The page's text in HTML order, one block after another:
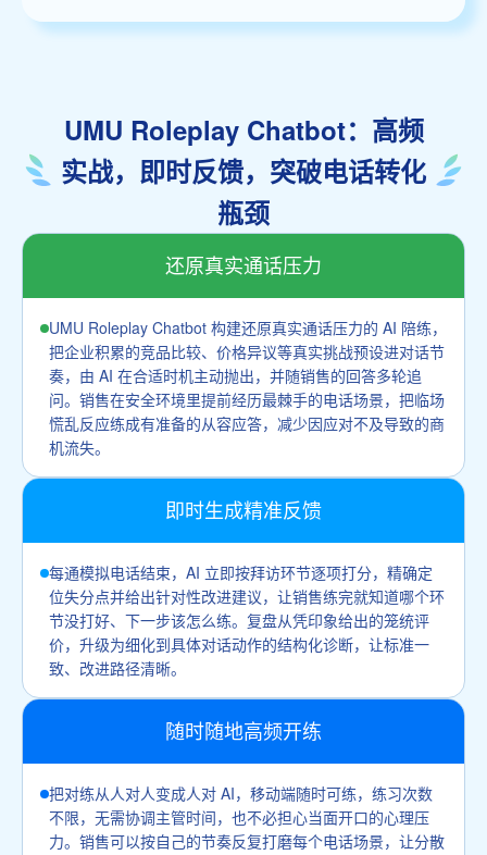
UMU Roleplay Chatbot：高频
实战，即时反馈，突破电话转化
瓶颈
还原真实通话压力
UMU Roleplay Chatbot 构建还原真实通话压力的 AI 陪练，
把企业积累的竞品比较、价格异议等真实挑战预设进对话节
奏，由 AI 在合适时机主动抛出，并随销售的回答多轮追
问。销售在安全环境里提前经历最棘手的电话场景，把临场
慌乱反应练成有准备的从容应答，减少因应对不及导致的商
机流失。
即时生成精准反馈
每通模拟电话结束，AI 立即按拜访环节逐项打分，精确定
位失分点并给出针对性改进建议，让销售练完就知道哪个环
节没打好、下一步该怎么练。复盘从凭印象给出的笼统评
价，升级为细化到具体对话动作的结构化诊断，让标准一
致、改进路径清晰。
随时随地高频开练
把对练从人对人变成人对 AI，移动端随时可练，练习次数
不限，无需协调主管时间，也不必担心当面开口的心理压
力。销售可以按自己的节奏反复打磨每个电话场景，让分散